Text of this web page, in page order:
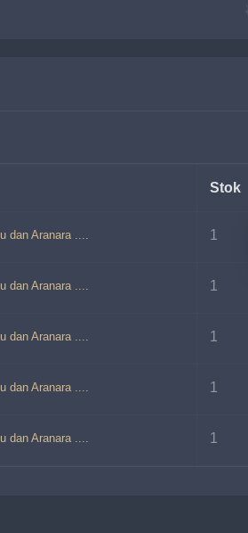
Stok
dan Aranara .... 1
dan Aranara .... 1
dan Aranara .... 1
dan Aranara .... 1
dan Aranara .... 1